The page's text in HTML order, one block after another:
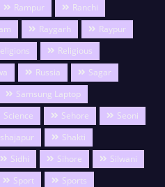
Rampur
Ranchi
Raygarh
Raypur
Religious
Russia
Sagar
Samsung Laptop
Science Sehore
Seoni
shajapur
Shakti
Sidhi Sihore
Silwani
Sport
Sports